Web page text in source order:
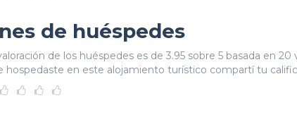
de huéspedes
de los huéspedes es de 3.95 sobre 5 basada en 20
hospedaste en este alojamiento turístico compartí tu